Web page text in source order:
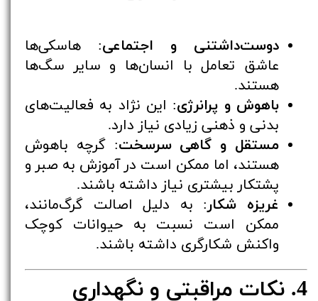
دوست‌داشتنی و اجتماعی: هاسکی‌ها
عاشق تعامل با انسان‌ها و سایر سگ‌ها
هستند.
باهوش و پرانرژی: این نژاد به فعالیت‌های
بدنی و ذهنی زیادی نیاز دارد.
مستقل و گاهی سرسخت: گرچه باهوش
هستند، اما ممکن است در آموزش به صبر و
پشتکار بیشتری نیاز داشته باشند.
غریزه شکار: به دلیل اصالت گرگ‌مانند،
ممکن است نسبت به حیوانات کوچک
واکنش شکارگری داشته باشند.
4. نکات مراقبتی و نگهداری